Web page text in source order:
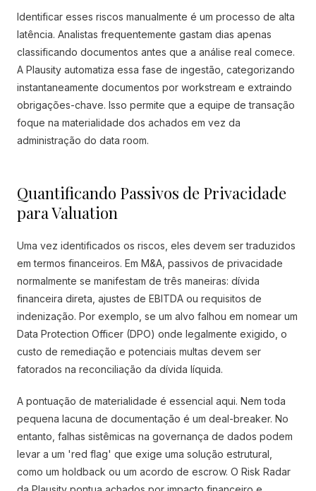
Identificar esses riscos manualmente é um processo de alta
latência. Analistas frequentemente gastam dias apenas
classificando documentos antes que a análise real comece.
A Plausity automatiza essa fase de ingestão, categorizando
instantaneamente documentos por workstream e extraindo
obrigações-chave. Isso permite que a equipe de transação
foque na materialidade dos achados em vez da
administração do data room.
Quantificando Passivos de Privacidade
para Valuation
Uma vez identificados os riscos, eles devem ser traduzidos
em termos financeiros. Em M&A, passivos de privacidade
normalmente se manifestam de três maneiras: dívida
financeira direta, ajustes de EBITDA ou requisitos de
indenização. Por exemplo, se um alvo falhou em nomear um
Data Protection Officer (DPO) onde legalmente exigido, o
custo de remediação e potenciais multas devem ser
fatorados na reconciliação da dívida líquida.
A pontuação de materialidade é essencial aqui. Nem toda
pequena lacuna de documentação é um deal-breaker. No
entanto, falhas sistêmicas na governança de dados podem
levar a um 'red flag' que exige uma solução estrutural,
como um holdback ou um acordo de escrow. O Risk Radar